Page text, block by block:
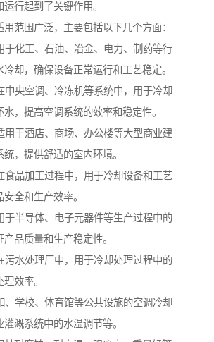
行起到了关键作用。
范围广泛，主要包括以下几个方面：
于化工、石油、冶金、电力、制药等行
却，确保设备正常运行和工艺稳定。
中央空调、冷冻机等系统中，用于冷却
，提高空调系统的效率和稳定性。
用于酒店、商场、办公楼等大型商业建
，提供舒适的室内环境。
食品加工过程中，用于冷却设备和工艺
全和生产效率。
于半导体、电子元器件等生产过程中的
品质量和生产稳定性。
污水处理厂中，用于冷却处理过程中的
效率。
、学校、体育馆等公共设施的空调冷却
溉系统中的水温调节等。